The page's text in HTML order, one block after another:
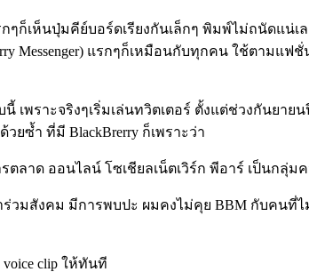
ๆก็เห็นปุ่มคีย์บอร์ดเรียงกันเล็กๆ พิมพ์ไม่ถนัดแน่เ
Messenger) แรกๆก็เหมือนกับทุกคน ใช้ตามแฟ
เพราะจริงๆเริ่มเล่นทวิตเตอร์ ตั้งแต่ช่วงกันย
ยซ้ำ ที่มี BlackBrerry ก็เพราะว่า
ตลาด ออนไลน์ โซเชียลเน็ตเวิร์ก พีอาร์ เป็นกลุ่
มสังคม มีการพบปะ ผมคงไม่คุย BBM กับคนที่ไ
clip ให้ทันที